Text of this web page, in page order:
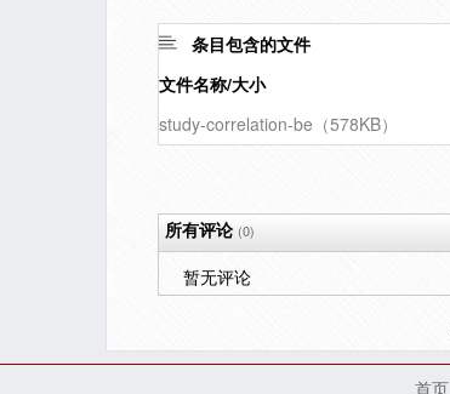
条目包含的文件
文件名称/大小
study-correlation-be（578KB）
所有评论(0)
暂无评论
首页